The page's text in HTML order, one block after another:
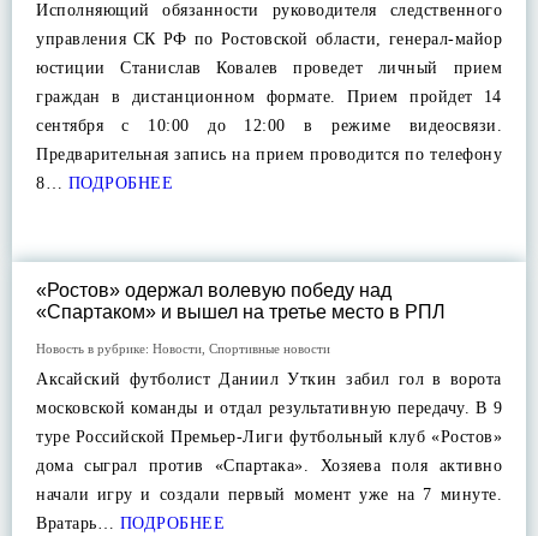
Исполняющий обязанности руководителя следственного
управления СК РФ по Ростовской области, генерал-майор
юстиции Станислав Ковалев проведет личный прием
граждан в дистанционном формате. Прием пройдет 14
сентября с 10:00 до 12:00 в режиме видеосвязи.
Предварительная запись на прием проводится по телефону
8… ПОДРОБНЕЕ
«Ростов» одержал волевую победу над
«Спартаком» и вышел на третье место в РПЛ
Новость в рубрике: Новости Спортивные новости
Аксайский футболист Даниил Уткин забил гол в ворота
московской команды и отдал результативную передачу. В 9
туре Российской Премьер-Лиги футбольный клуб «Ростов»
дома сыграл против «Спартака». Хозяева поля активно
начали игру и создали первый момент уже на 7 минуте.
Вратарь… ПОДРОБНЕЕ